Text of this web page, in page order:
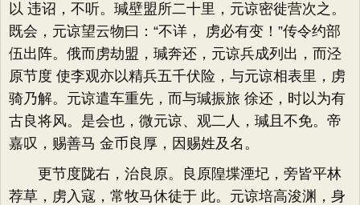
以 违诏，不听。瑊壁盟所二十里，元谅密徙营次之。
既会，元谅望云物曰：“不详， 虏必有变！”传令约部
伍出阵。俄而虏劫盟，瑊奔还，元谅兵成列出，而泾
原节度 使李观亦以精兵五千伏险，与元谅相表里，虏
骑乃解。元谅遣车重先，而与瑊振旅 徐还，时以为有
古良将风。是会也，微元谅、观二人，瑊且不免。帝
嘉叹，赐善马 金币良厚，因赐姓及名。
更节度陇右，治良原。良原隍堞湮圮，旁皆平林
荐草，虏入寇，常牧马休徒于 此。元谅培高浚渊，身